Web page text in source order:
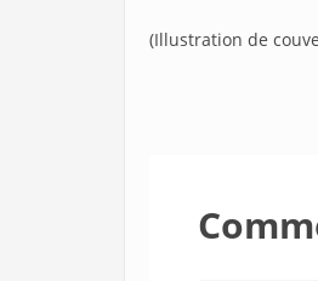
(Illustration de